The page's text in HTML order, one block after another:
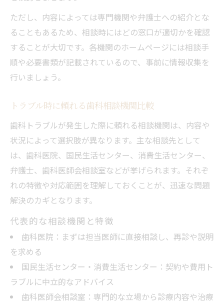
ただし、内容によっては専門機関や弁護士への紹介とな
ることもあるため、相談時にはどの窓口が適切かを確認
することが大切です。各機関のホームページには相談手
順や必要書類が記載されているので、事前に情報収集を
行いましょう。
トラブル時に頼れる歯科相談機関比較
歯科トラブルが発生した際に頼れる相談機関は、内容や
状況によって選択肢が異なります。主な相談先として
は、歯科医院、国民生活センター、消費生活センター、
弁護士、歯科医師会相談室などが挙げられます。それぞ
れの特徴や対応範囲を理解しておくことが、迅速な問題
解決のカギとなります。
代表的な相談機関と特徴
歯科医院：まずは担当医師に直接相談し、再診や説明
を求める
国民生活センター・消費生活センター：契約や費用ト
ラブルに中立的なアドバイス
歯科医師会相談室：専門的な立場から診療内容や治療